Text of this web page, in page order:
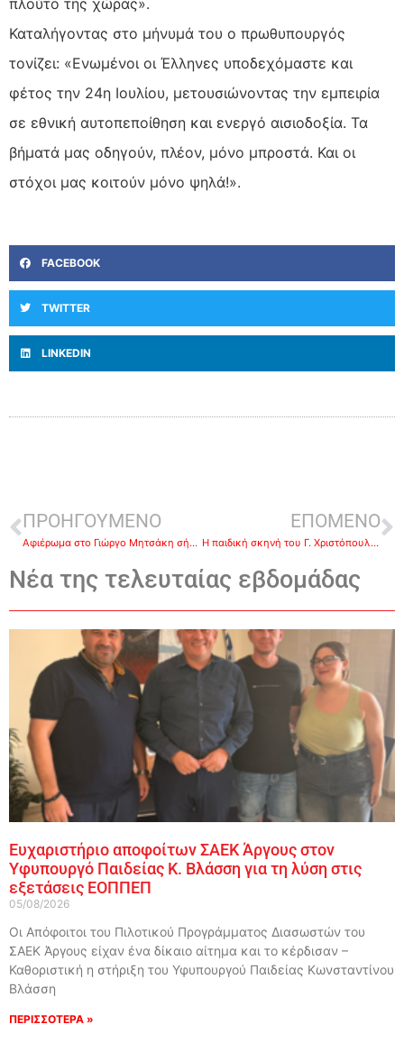
Καταλήγοντας στο μήνυμά του ο πρωθυπουργός
τονίζει: «Ενωμένοι οι Έλληνες υποδεχόμαστε και
φέτος την 24η Ιουλίου, μετουσιώνοντας την εμπειρία
σε εθνική αυτοπεποίθηση και ενεργό αισιοδοξία. Τα
βήματά μας οδηγούν, πλέον, μόνο μπροστά. Και οι
στόχοι μας κοιτούν μόνο ψηλά!».
FACEBOOK
TWITTER
LINKEDIN
ΠΡΟΗΓΟΥΜΕΝΟ
Αφιέρωμα στο Γιώργο Μητσάκη σήμερα στους Μύλους
ΕΠΟΜΕΝΟ
Η παιδική σκηνή του Γ. Χριστόπουλου παρουσιάζει τον «παπουτσωμένο γάτο» την Κυριακή στο Άργος
Νέα της τελευταίας εβδομάδας
Ευχαριστήριο αποφοίτων ΣΑΕΚ Άργους στον
Υφυπουργό Παιδείας Κ. Βλάσση για τη λύση στις
εξετάσεις ΕΟΠΠΕΠ
05/08/2026
Οι Απόφοιτοι του Πιλοτικού Προγράμματος Διασωστών του
ΣΑΕΚ Άργους είχαν ένα δίκαιο αίτημα και το κέρδισαν –
Καθοριστική η στήριξη του Υφυπουργού Παιδείας Κωνσταντίνου
Βλάσση
ΠΕΡΙΣΣΟΤΕΡΑ »